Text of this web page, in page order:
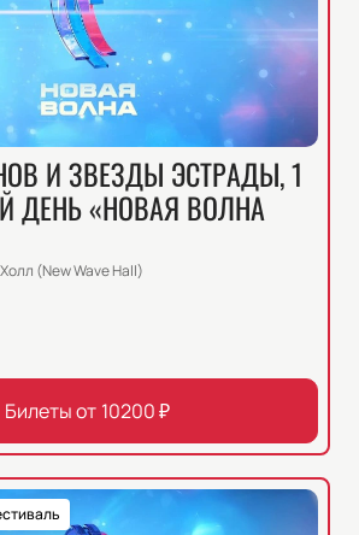
И ЗВЕЗДЫ ЭСТРАДЫ, 1
ДЕНЬ «НОВАЯ ВОЛНА
(New Wave Hall)
Билеты от 10200₽